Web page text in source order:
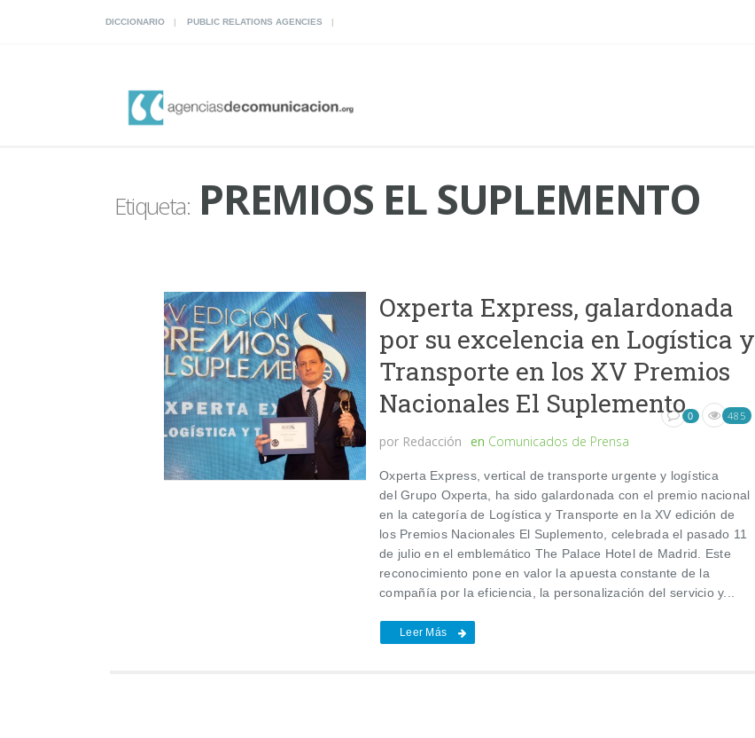
DICCIONARIO PUBLIC RELATIONS AGENCIES
Etiqueta:PREMIOS EL SUPLEMENTO
Oxperta Express, galardonada
por su excelencia en Logística y
Transporte en los XV Premios
Nacionales El Suplemento
por Redacción en Comunicados de Prensa
0 485
Oxperta Express, vertical de transporte urgente y logística
del Grupo Oxperta, ha sido galardonada con el premio nacional
en la categoría de Logística y Transporte en la XV edición de
los Premios Nacionales El Suplemento, celebrada el pasado 11
de julio en el emblemático The Palace Hotel de Madrid. Este
reconocimiento pone en valor la apuesta constante de la
compañía por la eficiencia, la personalización del servicio y...
Leer Más